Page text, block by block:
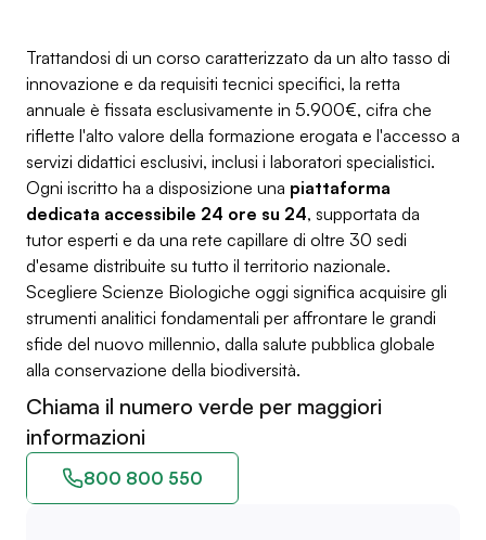
Trattandosi di un corso caratterizzato da un alto tasso di
innovazione e da requisiti tecnici specifici, la retta
annuale è fissata esclusivamente in 5.900€, cifra che
riflette l'alto valore della formazione erogata e l'accesso a
servizi didattici esclusivi, inclusi i laboratori specialistici.
Ogni iscritto ha a disposizione una piattaforma
dedicata accessibile 24 ore su 24, supportata da
tutor esperti e da una rete capillare di oltre 30 sedi
d'esame distribuite su tutto il territorio nazionale.
Scegliere Scienze Biologiche oggi significa acquisire gli
strumenti analitici fondamentali per affrontare le grandi
sfide del nuovo millennio, dalla salute pubblica globale
alla conservazione della biodiversità.
Chiama il numero verde per maggiori
informazioni
800 800 550